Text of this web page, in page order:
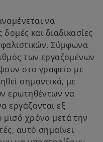
να
και διαδικασίες
Σύμφωνα
των εργαζομένων
στο γραφείο με
σημαντικά, με
ερωτηθέντων να
εργάζονται εξ
χρόνο μετά την
αυτό σημαίνει